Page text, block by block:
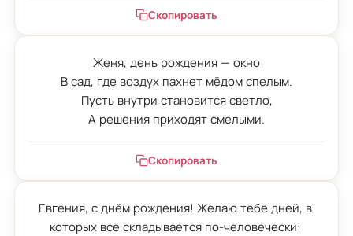
Скопировать
Женя, день рождения — окно
В сад, где воздух пахнет мёдом спелым.
Пусть внутри становится светло,
А решения приходят смелыми.
Скопировать
Евгения, с днём рождения! Желаю тебе дней, в
которых всё складывается по-человечески: